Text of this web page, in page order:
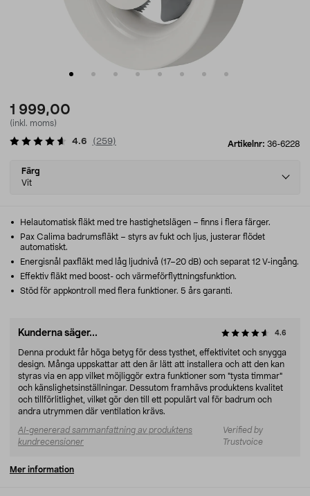
1 999,00
(inkl. moms)
Artikelnr: 36-6228
4.6 ( 259)
Select
variant
Färg
Vit
Helautomatisk fläkt med tre hastighetslägen – finns i flera färger.
Pax Calima badrumsfläkt – styrs av fukt och ljus, justerar flödet
automatiskt.
Energisnål paxfläkt med låg ljudnivå (17–20 dB) och separat 12 V-ingång.
Effektiv fläkt med boost- och värmeförflyttningsfunktion.
Stöd för appkontroll med flera funktioner. 5 års garanti.
Kunderna säger... 4.6
Denna produkt får höga betyg för dess tysthet, effektivitet och snygga
design. Många uppskattar att den är lätt att installera och att den kan
styras via en app vilket möjliggör extra funktioner som "tysta timmar"
och känslighetsinställningar. Dessutom framhävs produktens kvalitet
och tillförlitlighet, vilket gör den till ett populärt val för badrum och
andra utrymmen där ventilation krävs.
AI-genererad sammanfattning av produktens
kundrecensioner
Verified by
Trustvoice
Mer information